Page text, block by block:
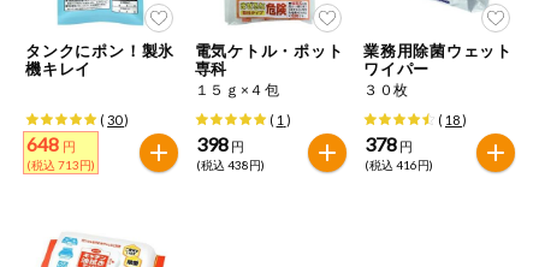
年間登録米
タンクにポン！製氷
機キレイ
(30)
648 円
(税込 713円)
電気ケトル・ポット
専科
１５ｇ×４包
( 1 )
398 円
(税込 438円)
業務用除菌ウェット
ワイパー
３０枚
( 18)
378 円
(税込 416円)